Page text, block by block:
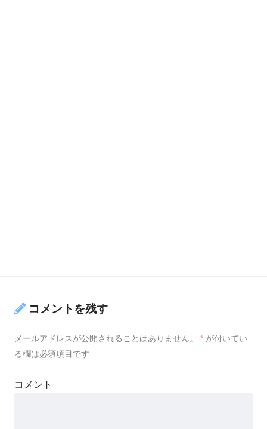
コメントを残す
メールアドレスが公開されることはありません。 * が付いてい
る欄は必須項目です
コメント